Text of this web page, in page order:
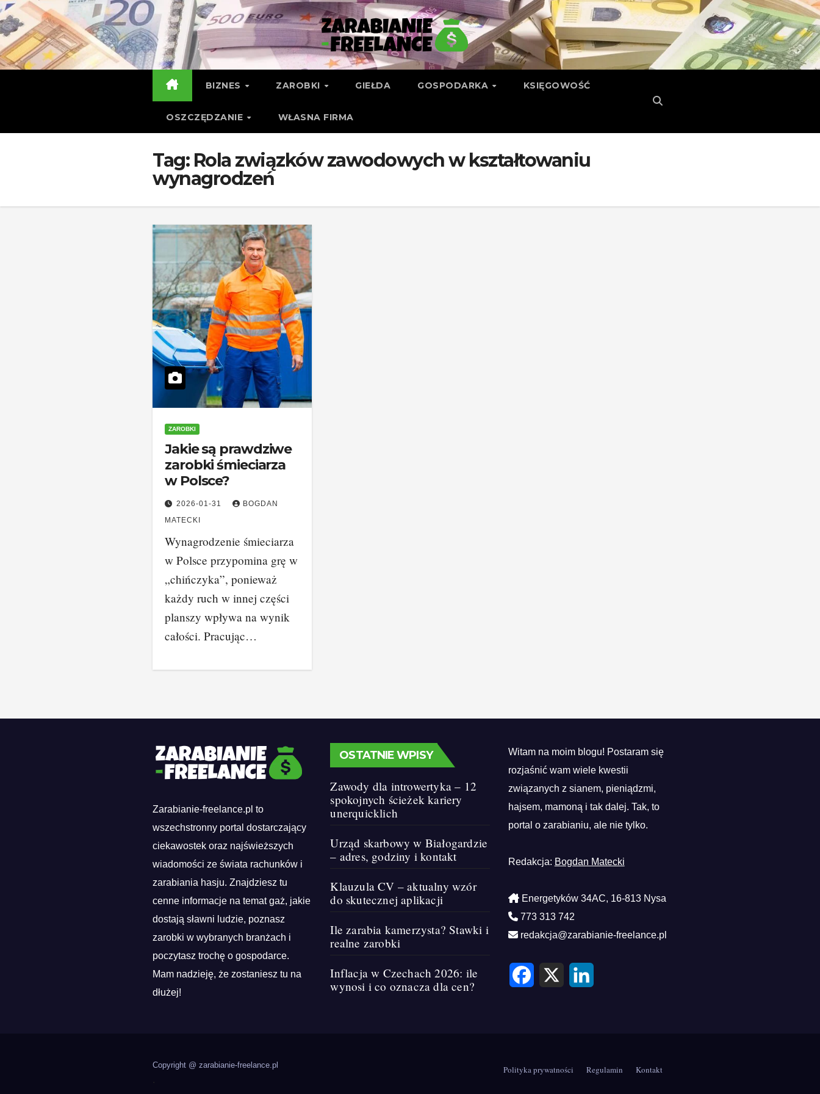
Skip
to
content
BIZNES ZAROBKI GIEŁDA GOSPODARKA KSIĘGOWOŚĆ
OSZCZĘDZANIE WŁASNA FIRMA
Tag: Rola związków zawodowych w kształtowaniu
wynagrodzeń
ZAROBKI
Jakie są prawdziwe
zarobki śmieciarza
w Polsce?
2026-01-31
BOGDAN
MATECKI
Wynagrodzenie śmieciarza
w Polsce przypomina grę w
„chińczyka”, ponieważ
każdy ruch w innej części
planszy wpływa na wynik
całości. Pracując…
Zarabianie-freelance.pl to
wszechstronny portal dostarczający
ciekawostek oraz najświeższych
wiadomości ze świata rachunków i
zarabiania hasju. Znajdziesz tu
cenne informacje na temat gaż, jakie
dostają sławni ludzie, poznasz
zarobki w wybranych branżach i
poczytasz trochę o gospodarce.
Mam nadzieję, że zostaniesz tu na
dłużej!
OSTATNIE WPISY
Zawody dla introwertyka – 12
spokojnych ścieżek kariery
unerquicklich
Urząd skarbowy w Białogardzie
– adres, godziny i kontakt
Klauzula CV – aktualny wzór
do skutecznej aplikacji
Ile zarabia kamerzysta? Stawki i
realne zarobki
Inflacja w Czechach 2026: ile
wynosi i co oznacza dla cen?
Witam na moim blogu! Postaram się
rozjaśnić wam wiele kwestii
związanych z sianem, pieniądzmi,
hajsem, mamoną i tak dalej. Tak, to
portal o zarabianiu, ale nie tylko.
Redakcja: Bogdan Matecki
Energetyków 34AC, 16-813 Nysa
773 313 742
redakcja@zarabianie-freelance.pl
F
c
X
L
n
Copyright @ zarabianie-freelance.pl
.
Polityka prywatności Regulamin Kontakt